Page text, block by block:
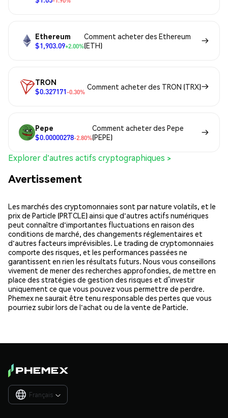
Ethereum
$1,903.09+2.00%
Comment acheter des Ethereum
(ETH)
TRON
$0.327171-0.30%
Comment acheter des TRON (TRX)
Pepe
$0.00000278-2.80%
Comment acheter des Pepe
(PEPE)
Explorer d'autres actifs cryptographiques >
Avertissement
Les marchés des cryptomonnaies sont par nature volatils, et le
prix de Particle (PRTCLE) ainsi que d'autres actifs numériques
peut connaître d'importantes fluctuations en raison des
conditions de marché, des changements réglementaires et
d'autres facteurs imprévisibles. Le trading de cryptomonnaies
comporte des risques, et les performances passées ne
garantissent en rien les résultats futurs. Nous vous conseillons
vivement de mener des recherches approfondies, de mettre en
place des stratégies de gestion des risques et d’investir
uniquement ce que vous pouvez vous permettre de perdre.
Phemex ne saurait être tenu responsable des pertes que vous
pourriez subir lors de l'achat ou de la vente de Particle.
Français 